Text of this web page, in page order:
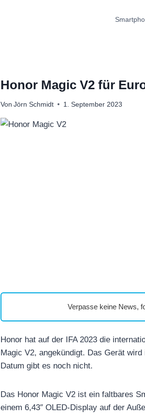
Honor Magic V2 für
Von Jörn Schmidt 1. September 2023
Verpasse keine News,
Honor hat auf der IFA 2023 die
Magic V2, angekündigt. Das Gerät
Datum gibt es noch nicht.
Das Honor Magic V2 ist ein faltbares
einem 6,43″ OLED-Display auf der